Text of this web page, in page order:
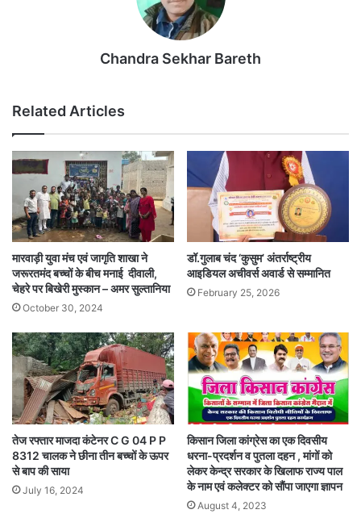
Chandra Sekhar Bareth
Related Articles
मारवाड़ी युवा मंच एवं जागृति शाखा ने
जरूरतमंद बच्चों के बीच मनाई दीवाली,
चेहरे पर बिखेरी मुस्कान – अमर सुल्तानिया
October 30, 2024
डॉ.गुलाब चंद ‘कुसुम’ अंतर्राष्ट्रीय
आइडियल अचीवर्स अवार्ड से सम्मानित
February 25, 2026
तेज रफ्तार माजदा कंटेनर C G 04 P P
8312 चालक ने छीना तीन बच्चों के ऊपर
से बाप की साया
July 16, 2024
किसान जिला कांग्रेस का एक दिवसीय
धरना-प्रदर्शन व पुतला दहन , मांगों को
लेकर केन्द्र सरकार के खिलाफ राज्य पाल
के नाम एवं कलेक्टर को सौंपा जाएगा ज्ञापन
August 4, 2023